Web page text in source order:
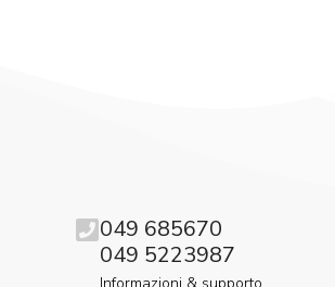
049 685670
049 5223987
Informazioni & supporto